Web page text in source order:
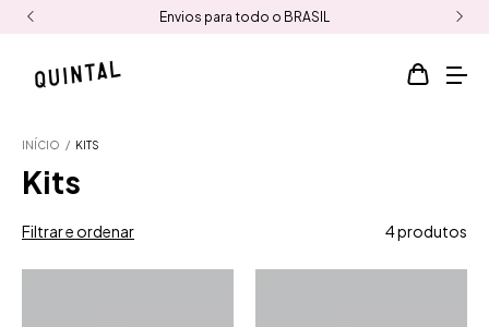
Envios para todo o BRASIL
INÍCIO / KITS
Kits
Filtrar e ordenar 4 produtos